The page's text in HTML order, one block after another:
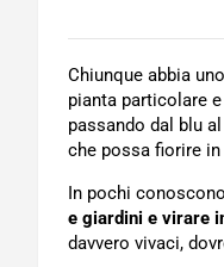
Chiunque abbia
pianta particolare
passando dal blu
che possa fiorire in
In pochi
e giardini e virare
davvero vivaci,